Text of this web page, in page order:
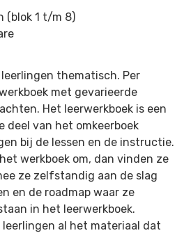
(blok 1 t/m 8)
thematisch. Per
met gevarieerde
Het leerwerkboek is een
deel van het omkeerboek
bij de lessen en de instructie.
werkboek om, dan vinden ze
ze zelfstandig aan de slag
en de roadmap waar ze
in het leerwerkboek.
leerlingen al het materiaal dat